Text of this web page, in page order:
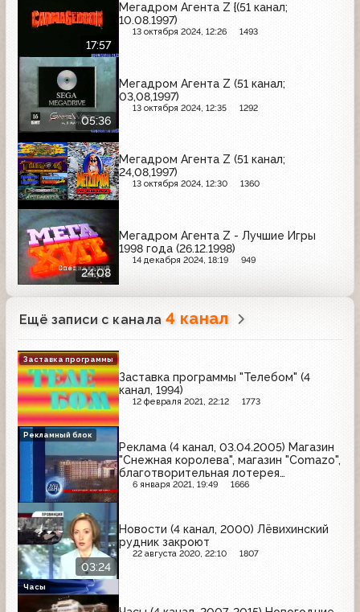
17:57
Мегадром Агента Z {(51 канал;
10.08.1997)
13 октября 2024, 12:26 1493
05:36
Мегадром Агента Z (51 канал;
03,08,1997)
13 октября 2024, 12:35 1292
Мегадром Агента Z (51 канал;
24,08,1997)
13 октября 2024, 12:30 1360
24:08
Мегадром Агента Z - Лучшие Игры
1998 года (26.12.1998)
14 декабря 2024, 18:19 949
Ещё записи с канала 4 канал
Заставка программы "Телебом" (4
канал, 1994)
12 февраля 2021, 22:12 1773
Заставка программы
Реклама (4 канал, 03.04.2005) Магазин
"Снежная королева", магазин "Comazo",
благотворительная лотерея
"Поликлиники – ветеранам", кухни
"Kvint", тренажер "GymFlextor"
6 января 2021, 19:49 1666
Рекламный блок
03:24
Новости (4 канал, 2000) Лёвихинский
рудник закроют
22 августа 2020, 22:10 1807
Часы